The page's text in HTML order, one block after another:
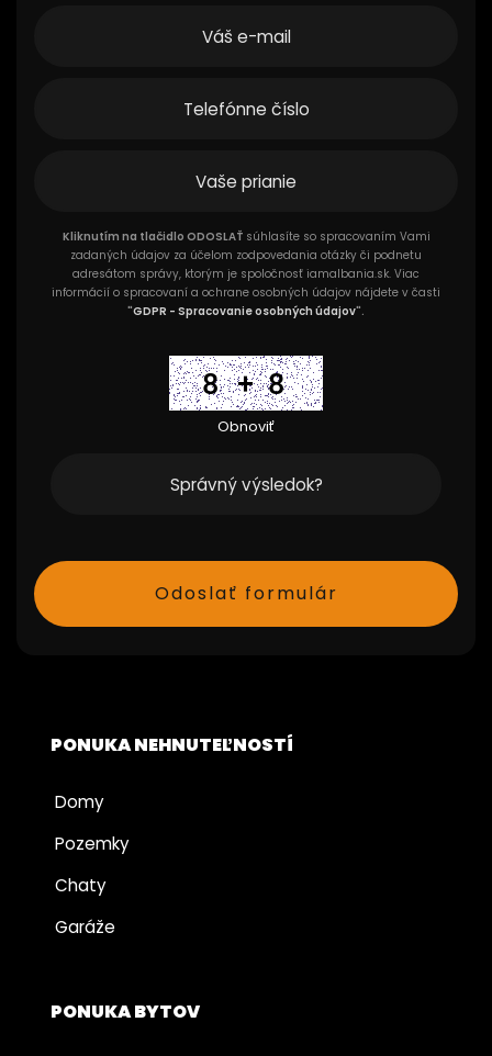
Kliknutím na tlačidlo ODOSLAŤ súhlasíte so spracovaním Vami
zadaných údajov za účelom zodpovedania otázky či podnetu
adresátom správy, ktorým je spoločnosť iamalbania.sk. Viac
informácií o spracovaní a ochrane osobných údajov nájdete v časti
"GDPR - Spracovanie osobných údajov".
Obnoviť
PONUKA NEHNUTEĽNOSTÍ
Domy
Pozemky
Chaty
Garáže
PONUKA BYTOV